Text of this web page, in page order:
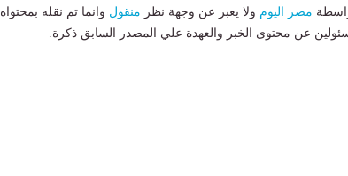
مصر اليوم ولا يعبر عن وجهة نظر منقول وانما تم نقله بمحتواه
عن محتوى الخبر والعهدة علي المصدر السابق ذكرة.